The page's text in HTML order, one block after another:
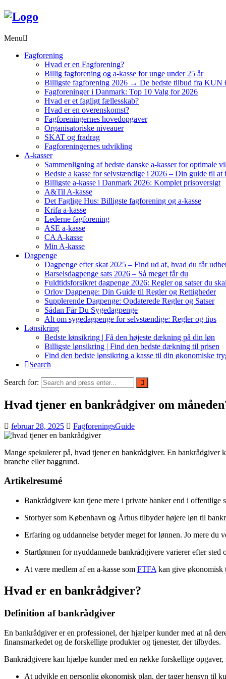
Menu
Fagforening
Hvad er en Fagforening?
Billig fagforening og a-kasse for unge under 25 år
Billigste fagforening 2026 → De bedste tilbud fra KUN
Fagforeninger i Danmark: Top 10 Valg for 2026
Hvad er et fagligt fællesskab?
Hvad er en overenskomst?
Fagforeningernes hovedopgaver
Organisatoriske niveauer
SKAT og fradrag
Fagforeningernes udvikling
A-kasser
Sammenligning af bedste danske a-kasser for optimale
Bedste a kasse for selvstændige i 2026 – Din guide til at
Billigste a-kasse i Danmark 2026: Komplet prisoversigt
A&Til A-kasse
Det Faglige Hus: Billigste fagforening og a-kasse
Krifa a-kasse
Lederne fagforening
ASE a-kasse
CA A-kasse
Min A-kasse
Dagpenge
Dagpenge efter skat 2025 – Find ud af, hvad du får
Barselsdagpenge sats 2026 – Så meget får du
Fuldtidsforsikret dagpenge 2026: Regler og satser du
Orlov Dagpenge: Din Guide til Regler og Rettigheder
Supplerende Dagpenge: Opdaterede Regler og Satser
Sådan Får Du Sygedagpenge
Alt om sygedagpenge for selvstændige: Regler og tips
Lønsikring
Bedste lønsikring | Få den højeste dækning på din løn
Billigste lønsikring | Find den bedste dækning til prisen
Find den bedste lønsikring a kasse til din økonomiske
Search
Search for:
Hvad tjener en bankrådgiver om
februar 28, 2025 FagforeningsGuide
Mange spekulerer på, hvad tjener en bankrådgiver. En
branche eller baggrund.
Artikelresumé
Bankrådgivere kan tjene mere i private banker end i offentlige
Storbyer som København og Århus tilbyder højere løn til
Erfaring og uddannelse betyder meget for lønnen. Jo mere du
Startlønnen for nyuddannede bankrådgivere varierer efter
At være medlem af en a-kasse som FTFA kan give økonomisk
Hvad er en bankrådgiver?
Definition af bankrådgiver
En bankrådgiver er en professionel, der hjælper kunder med at nå
finansmarkedet og de forskellige produkter og tjenester, der tilbydes.
Bankrådgivere kan hjælpe kunder med en række forskellige opgaver,
At udvikle en personlig økonomisk plan, der tager hensyn til